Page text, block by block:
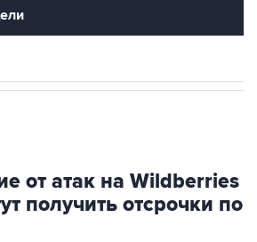
от атак на Wildberries
получить отсрочки по